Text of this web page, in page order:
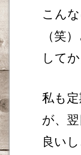
こん
（笑
して
私も
が、
良い